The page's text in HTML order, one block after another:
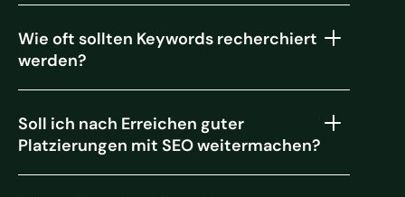
Wie oft sollten Keywords recherchiert
werden?
Soll ich nach Erreichen guter
Platzierungen mit SEO weitermachen?